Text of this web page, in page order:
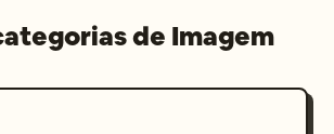
de Imagem